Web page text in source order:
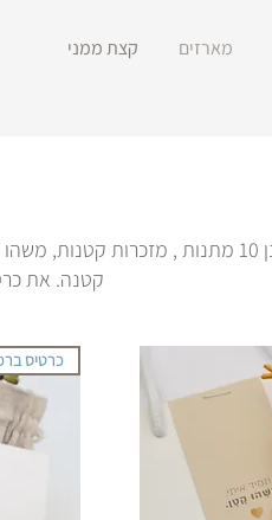
מארזים
קצת ממני
​בכל מארז ישנן 10 מתנות ,
קטנה. את
כרטיס